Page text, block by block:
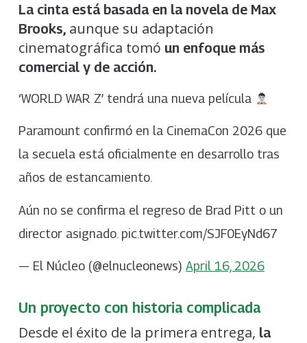
La cinta está basada en la novela de Max
Brooks,aunque su adaptación
cinematográfica tomó un enfoque más
comercial y de acción.
‘WORLD WAR Z’ tendrá una nueva película
Paramount confirmó en la CinemaCon 2026 que
la secuela está oficialmente en desarrollo tras
años de estancamiento.
Aún no se confirma el regreso de Brad Pitt o un
director asignado. pic.twitter.com/SJF0EyNd67
— El Núcleo (@elnucleonews) April 16, 2026
Un proyecto con historia complicada
Desde el éxito de la primera entrega, la